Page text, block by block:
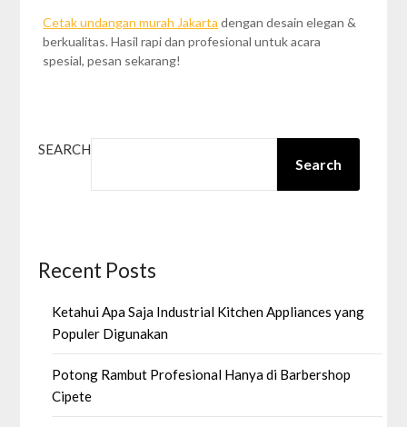
Cetak undangan murah Jakarta dengan desain elegan &
berkualitas. Hasil rapi dan profesional untuk acara
spesial, pesan sekarang!
SEARCH
Search
Recent Posts
Ketahui Apa Saja Industrial Kitchen Appliances yang
Populer Digunakan
Potong Rambut Profesional Hanya di Barbershop
Cipete